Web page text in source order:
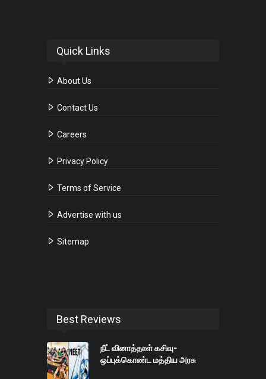
Quick Links
About Us
Contact Us
Careers
Privacy Policy
Terms of Service
Advertise with us
Sitemap
Best Reviews
நீட் வினாத்தாள் கசிவு-
ஒப்புக்கொண்ட மத்திய அரசு